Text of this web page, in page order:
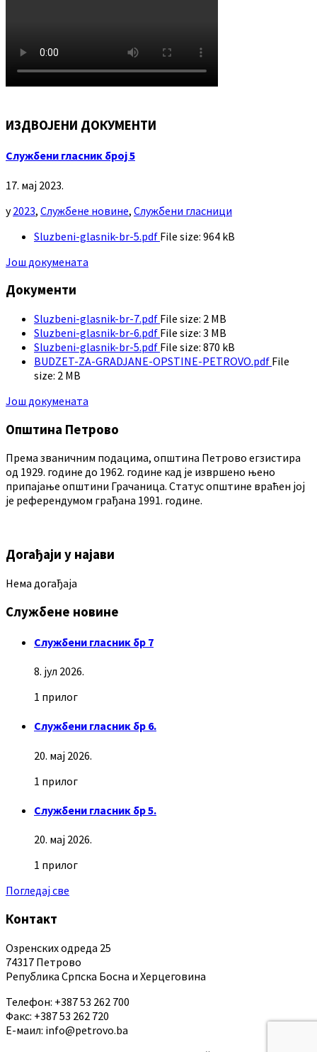
ИЗДВОЈЕНИ ДОКУМЕНТИ
Службени гласник број 5
17. мај 2023.
у2023, Службене новине, Службени гласници
Sluzbeni-glasnik-br-5.pdf File size: 964 kB
Још докумената
Документи
Sluzbeni-glasnik-br-7.pdf File size: 2 MB
Sluzbeni-glasnik-br-6.pdf File size: 3 MB
Sluzbeni-glasnik-br-5.pdf File size: 870 kB
BUDZET-ZA-GRADJANE-OPSTINE-PETROVO.pdf File
size: 2 MB
Још докумената
Општина Петрово
Према званичним подацима, општина Петрово егзистира
од 1929. године до 1962. године кад је извршено њено
припајање општини Грачаница. Статус општине враћен јој
је референдумом грађана 1991. године.
Догађаји у најави
Нема догађаја
Службене новине
Службени гласник бр 7
8. јул 2026.
1 прилог
Службени гласник бр 6.
20. мај 2026.
1 прилог
Службени гласник бр 5.
20. мај 2026.
1 прилог
Погледај све
Контакт
Озренских одреда 25
74317 Петрово
Република Српска Босна и Херцеговина
Телефон: +387 53 262 700
Факс: +387 53 262 720
Е-маил: info@petrovo.ba